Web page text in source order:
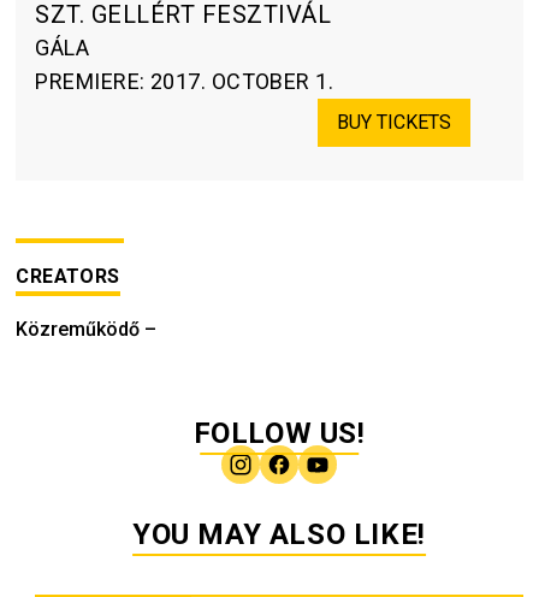
SZT. GELLÉRT FESZTIVÁL
GÁLA
PREMIERE: 2017. OCTOBER 1.
BUY TICKETS
CREATORS
Közreműködő –
FOLLOW US!
YOU MAY ALSO LIKE!